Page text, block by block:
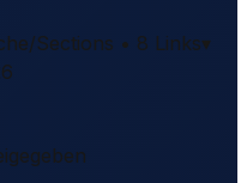
Sections • 8 Links▾